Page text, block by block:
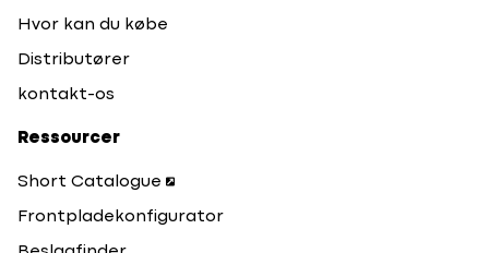
Hvor kan du købe
Distributører
kontakt-os
Ressourcer
Short Catalogue
Frontpladekonfigurator